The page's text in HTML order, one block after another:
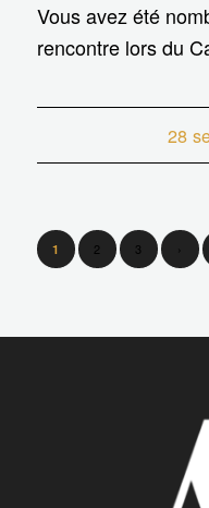
Vous avez été
rencontre lors du
28
1 2 3